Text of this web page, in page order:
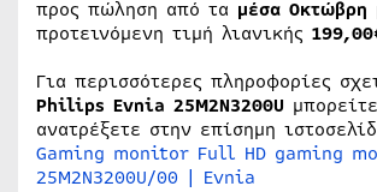
προς πώληση από τα μέσα Οκτώβρη
προτεινόμενη τιμή λιανικής
Για περισσότερες πληροφορίες
Philips Evnia 25M2N3200U
ανατρέξετε στην επίσημη
Gaming monitor Full HD gaming
25M2N3200U/00 | Evnia